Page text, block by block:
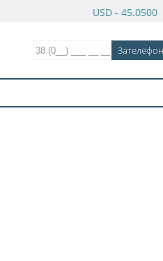
USD - 45.0500